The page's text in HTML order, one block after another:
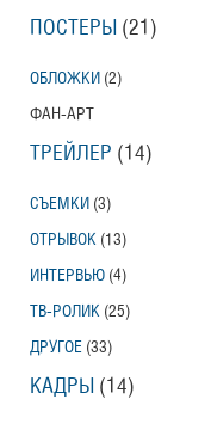
ПОСТЕРЫ (21)
ОБЛОЖКИ (2)
ФАН-АРТ
ТРЕЙЛЕР (14)
СЪЕМКИ (3)
ОТРЫВОК (13)
ИНТЕРВЬЮ (4)
ТВ-РОЛИК (25)
ДРУГОЕ (33)
КАДРЫ (14)